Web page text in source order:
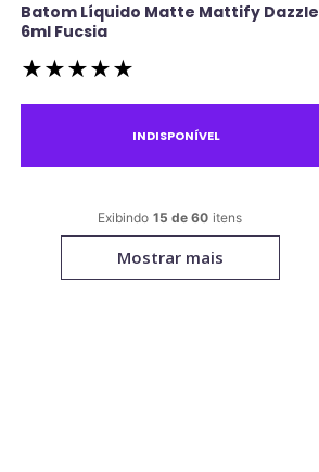
Batom Líquido Matte Mattify Dazzle
6ml Fucsia
★★★★★
INDISPONÍVEL
15 de 60
Mostrar mais